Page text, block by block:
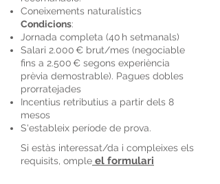
Coneixements naturalístics
Condicions:
Jornada completa (40 h setmanals)
Salari 2.000 € brut/mes (negociable
fins a 2.500 € segons experiència
prèvia demostrable). Pagues dobles
prorratejades
Incentius retributius a partir dels 8
mesos
S'estableix període de prova.
Si estàs interessat/da i compleixes els
requisits, omple el formulari